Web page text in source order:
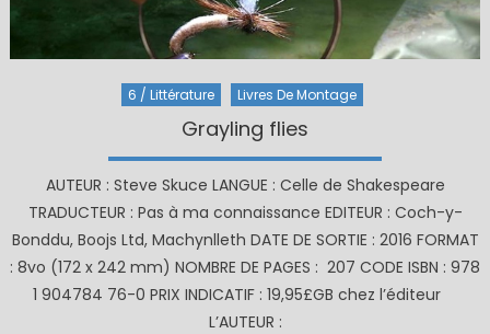
6 / Littérature Livres De Montage
Grayling flies
AUTEUR : Steve Skuce LANGUE : Celle de Shakespeare
TRADUCTEUR : Pas à ma connaissance EDITEUR : Coch-y-
Bonddu, Boojs Ltd, Machynlleth DATE DE SORTIE : 2016 FORMAT
: 8vo (172 x 242 mm) NOMBRE DE PAGES : 207 CODE ISBN : 978
1 904784 76-0 PRIX INDICATIF : 19,95£GB chez l’éditeur
L’AUTEUR :